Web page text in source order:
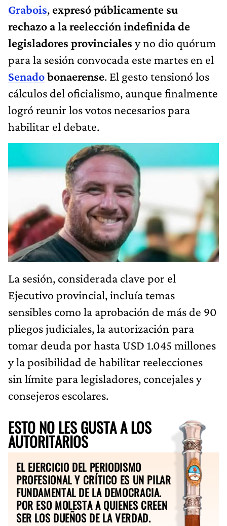
Grabois, expresó públicamente su
rechazo a la reelección indefinida de
legisladores provinciales y no dio quórum
para la sesión convocada este martes en el
Senadobonaerense. El gesto tensionó los
cálculos del oficialismo, aunque finalmente
logró reunir los votos necesarios para
habilitar el debate.
La sesión, considerada clave por el
Ejecutivo provincial, incluía temas
sensibles como la aprobación de más de 90
pliegos judiciales, la autorización para
tomar deuda por hasta USD 1.045 millones
y la posibilidad de habilitar reelecciones
sin límite para legisladores, concejales y
consejeros escolares.
ESTO NO LES GUSTA A LOS
AUTORITARIOS
EL EJERCICIO DEL PERIODISMO
PROFESIONAL Y CRÍTICO ES UN PILAR
FUNDAMENTAL DE LA DEMOCRACIA.
POR ESO MOLESTA A QUIENES CREEN
SER LOS DUEÑOS DE LA VERDAD.